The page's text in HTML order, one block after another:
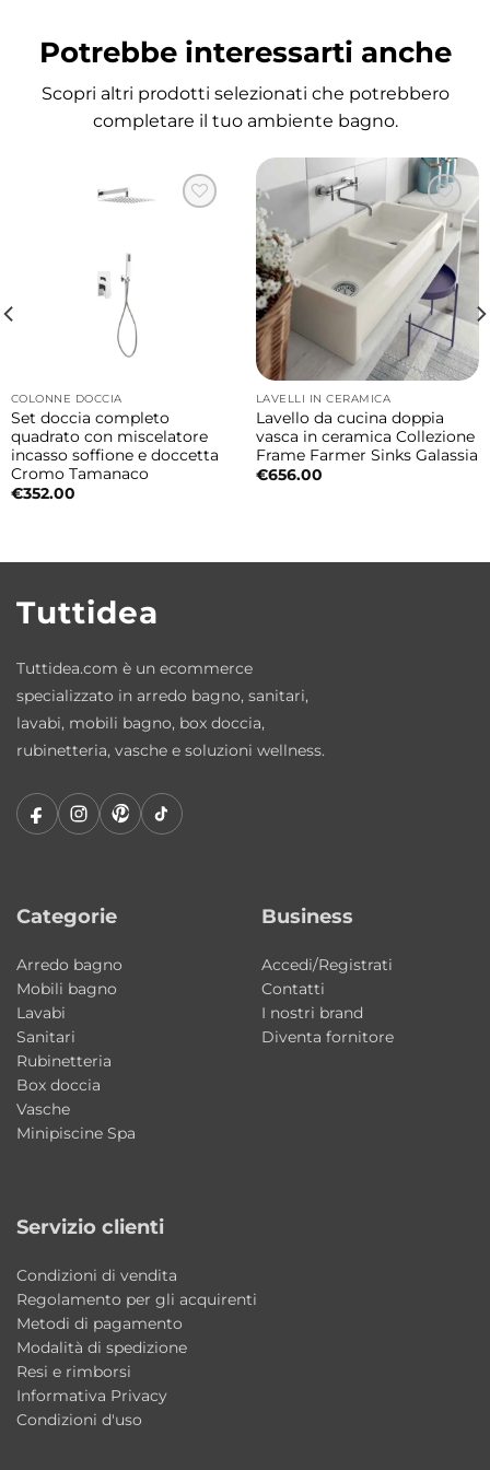
Installazione da appoggio o sospesa
Il lavabo Volant può essere installato sia in
libertà progettuale. Ideale per composizioni
moderne leggere e personalizzabili.
Finitura bicolore Matera Matt elegante e
ricercata
L’abbinamento tra interno Bianco Lucido ed
esterno Matera Matt crea un contrasto
raffinato che si integra facilmente con arredi
contemporanei, superfici effetto legno e
dettagli in metallo nero matt.
Vasca profonda e comfort quotidiano
un utilizzo pratico e funzionale anche per
quotidiane, mantenendo un’estetica pulita
Ceramica Colavene resistente e durevole
La qualità della ceramica Colavene garantisce
soluzione progettata per durare nel tempo
mantenendo estetica e funzionalità.
50×50 cm
60×50 cm
75×50 cm
Caratteristiche principali
Tipologia: lavabo da appoggio o sospeso
Materiale: ceramica
Finitura esterna: Matera Matt
Installazione: appoggio o sospeso
Profondità interna vasca: circa 21 cm
Utilizzo: bagno o lavanderia
Dotazione: fissaggi inclusi
Potrebbe interessarti anche
Scopri altri prodotti selezionati che potrebbero
completare il tuo ambiente bagno.
COLONNE DOCCIA
Set doccia completo
quadrato con miscelatore
incasso soffione e doccetta
Cromo Tamanaco
€352.00
LAVELLI IN CERAMICA
Lavello da cucina doppia
vasca in ceramica Collezione
Frame Farmer Sinks Galassia
€656.00
Tuttidea
Tuttidea.com è un ecommerce
specializzato in arredo bagno, sanitari,
lavabi, mobili bagno, box doccia,
rubinetteria, vasche e soluzioni wellness.
Categorie
Arredo bagno
Mobili bagno
Lavabi
Sanitari
Rubinetteria
Box doccia
Vasche
Minipiscine Spa
Business
Accedi/Registrati
Contatti
I nostri brand
Diventa fornitore
Servizio clienti
Condizioni di vendita
Regolamento per gli acquirenti
Metodi di pagamento
Modalità di spedizione
Resi e rimborsi
Informativa Privacy
Condizioni d'uso